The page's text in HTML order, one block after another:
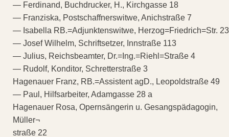
— Ferdinand, Buchdrucker, H., Kirchgasse 18
— Franziska, Postschaffnerswitwe, Anichstraße 7
— Isabella RB.=Adjunktenswitwe, Herzog=Friedrich=Str. 23
— Josef Wilhelm, Schriftsetzer, Innstraße 113
— Julius, Reichsbeamter, Dr.=Ing.=Riehl=Straße 4
— Rudolf, Konditor, Schretterstraße 3
Hagenauer Franz, RB.=Assistent agD., Leopoldstraße 49
— Paul, Hilfsarbeiter, Adamgasse 28 a
Hagenauer Rosa, Opernsängerin u. Gesangspädagogin,
Müller¬
straße 22